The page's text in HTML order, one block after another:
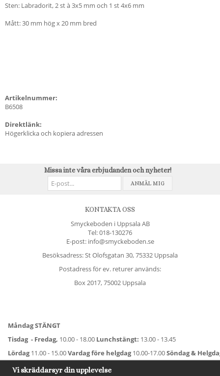
Sten: Labradorit, 2 st à 3x5 mm och 1 st 4x6 mm
Mått: 30 mm hög x 20 mm bred
Artikelnummer:
B6508
Direktlänk:
Högerklicka och kopiera adressen
Missa inte våra erbjudanden och nyheter!
ANMÄL MIG
KONTAKTA OSS
Smyckeboden i Uppsala AB
Tel:018-130276
E-post: info@smyckeboden.se
Besöksadress: St Olofsgatan 30, 75332 Uppsala
Postadress för ev. returer används:
Box 2017, 75002 Uppsala
Måndag STÄNGT
Tisdag - Fredag, 10.00 - 18.00 Lunchstängt: 13.00 - 13.45
Lördag11.00 - 15.00Vardag före helgdag10.00-17.00Söndag &
För avvikande öppettider:
Titta här
Vi skräddarsyr din upplevelse